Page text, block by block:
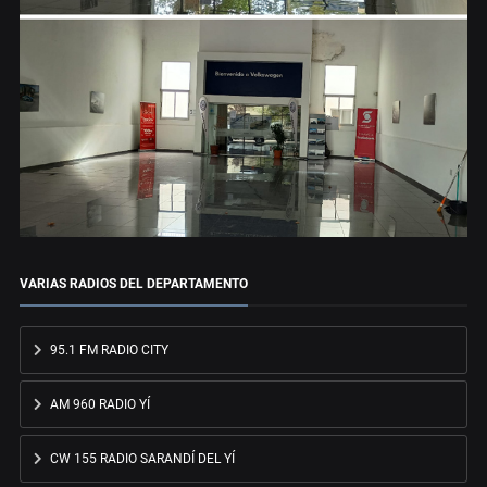
VARIAS RADIOS DEL DEPARTAMENTO
95.1 FM RADIO CITY
AM 960 RADIO YÍ
CW 155 RADIO SARANDÍ DEL YÍ